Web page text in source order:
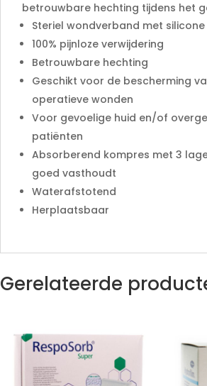
betrouwbare hechting tijdens het
Steriel wondverband met
100% pijnloze verwijdering
Betrouwbare hechting
Geschikt voor de bescherming
operatieve wonden
Voor gevoelige huid en/of
patiënten
Absorberend kompres met 3
goed vasthoudt
Waterafstotend
Herplaatsbaar
Gerelateerde